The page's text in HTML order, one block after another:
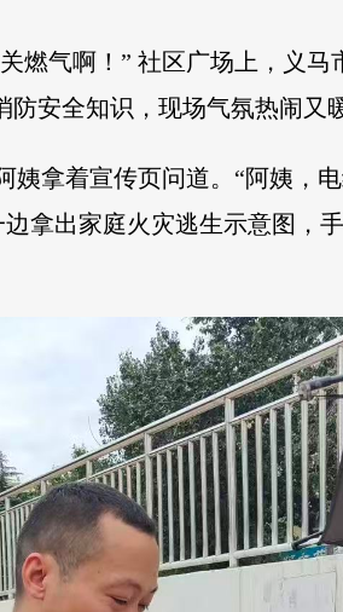
燃气啊！” 社区广场上，义
安全知识，现场气氛热闹又
拿着宣传页问道。“阿姨，
拿出家庭火灾逃生示意图，